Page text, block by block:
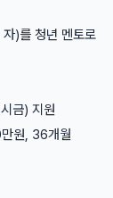
)를 청년 멘토로
금) 지원
원, 36개월